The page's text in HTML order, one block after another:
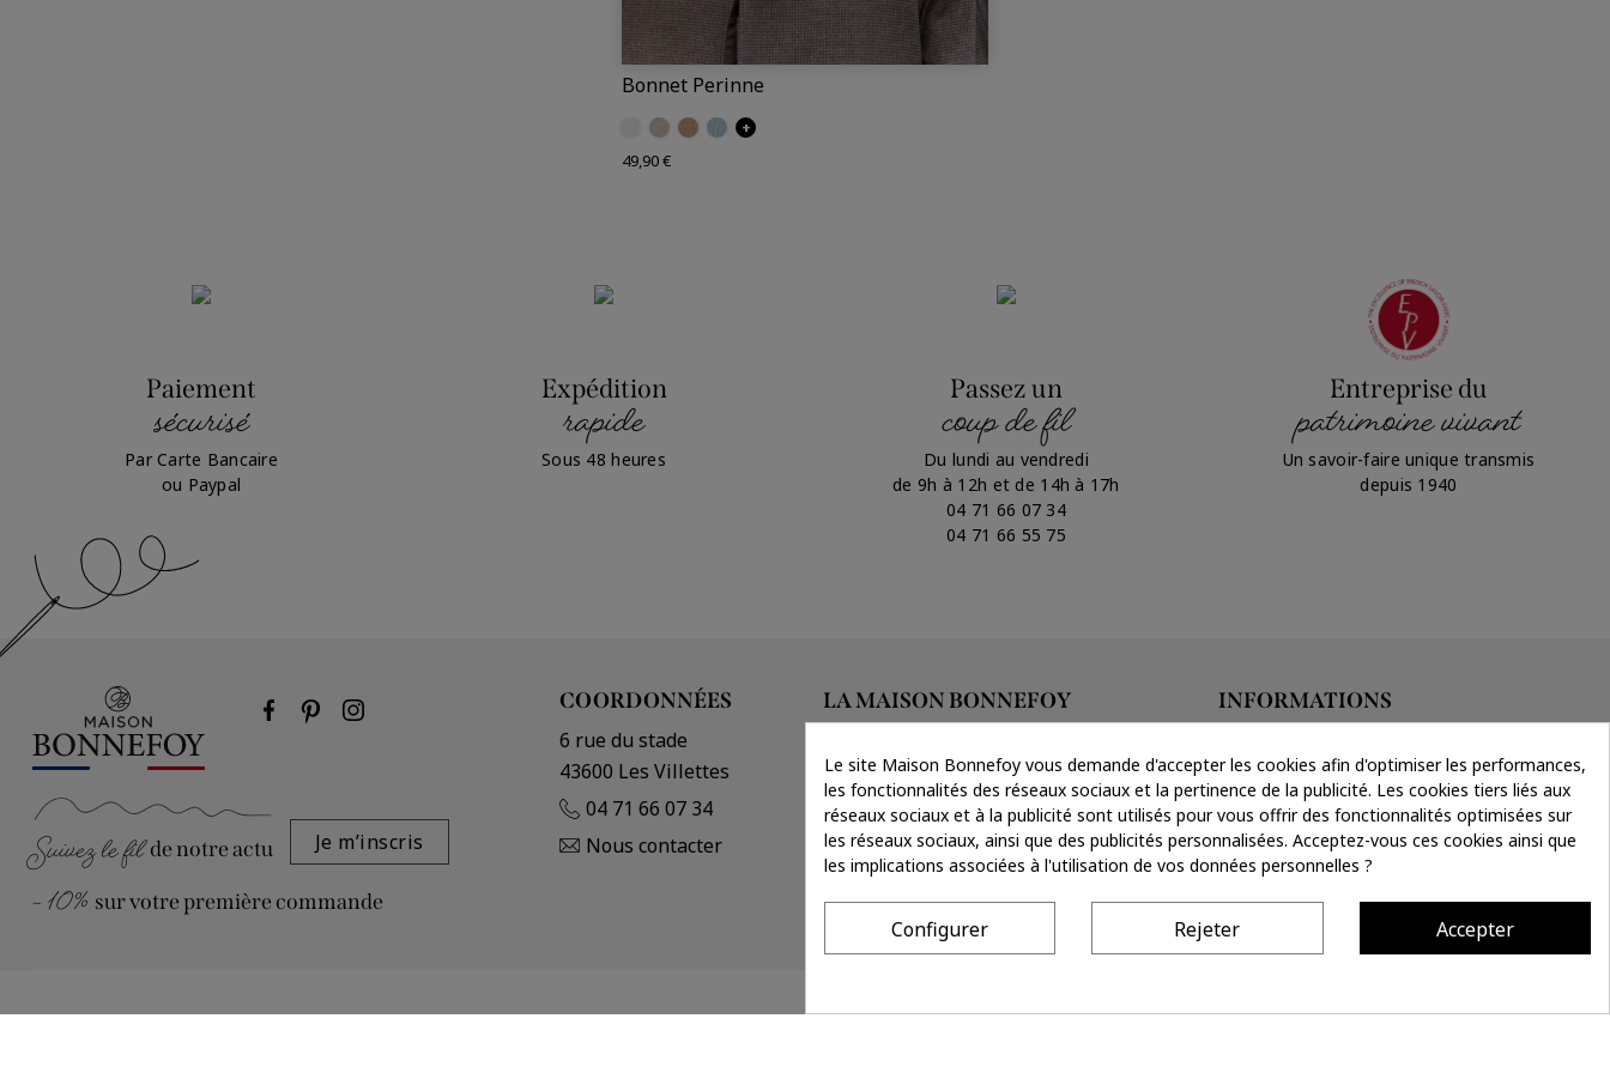
Bonnet Perinne
EcruCraieCamelIceberg
+
Prix
49,90 €
Paiement
sécurisé
Par Carte Bancaire
ou Paypal
Expédition
rapide
Sous 48 heures
Passez un
coup de fil
Du lundi au vendredi
de 9h à 12h et de 14h à 17h
04 71 66 07 34
04 71 66 55 75
Entreprise du
patrimoine vivant
Un savoir-faire unique transmis
depuis 1940
Suivez le filde notre actu Je m’inscris
- 10% sur votre première commande
COORDONNÉES
6 rue du stade
43600 Les Villettes
04 71 66 07 34
Nous contacter
LA MAISON BONNEFOY
Points de vente
INFORMATIONS
Conditions générales de vente
Données personnelles
Mentions légales
Le site Maison Bonnefoy vous demande d'accepter les cookies afin d'optimiser les performances,
les fonctionnalités des réseaux sociaux et la pertinence de la publicité. Les cookies tiers liés aux
réseaux sociaux et à la publicité sont utilisés pour vous offrir des fonctionnalités optimisées sur
les réseaux sociaux, ainsi que des publicités personnalisées. Acceptez-vous ces cookies ainsi que
les implications associées à l'utilisation de vos données personnelles ?
Configurer Rejeter Accepter